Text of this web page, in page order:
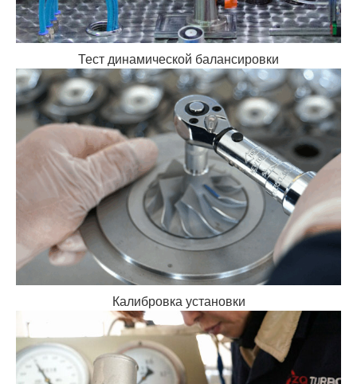
Тест динамической балансировки
Калибровка установки